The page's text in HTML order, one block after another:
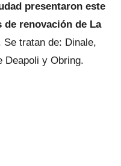
presentaron este
de renovación de La
Se tratan de: Dinale,
Deapoli y Obring.